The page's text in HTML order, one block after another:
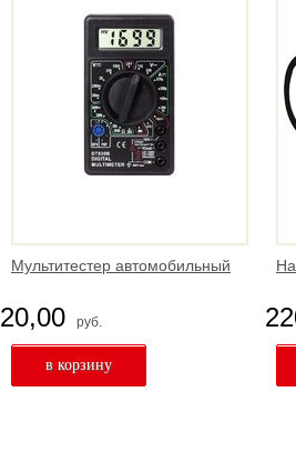
Мультитестер автомобильный
20,00 руб.